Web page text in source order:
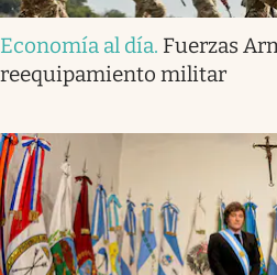
Economía al día. Fuerzas
reequipamiento militar